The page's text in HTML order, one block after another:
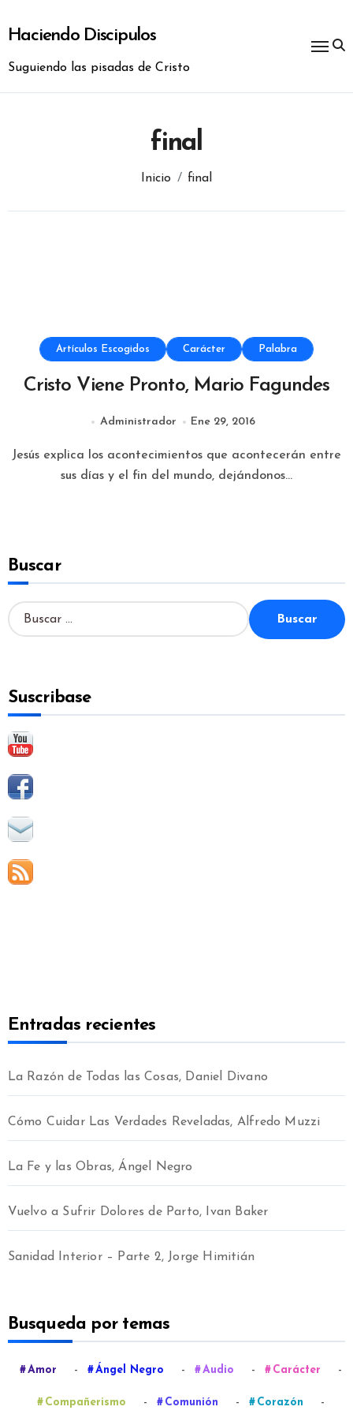
contenido
Haciendo Discipulos
Suguiendo las pisadas de Cristo
final
Inicio final
Artículos Escogidos Carácter Palabra
Cristo Viene Pronto, Mario Fagundes
Administrador Ene 29, 2016
Jesús explica los acontecimientos que acontecerán entre
sus días y el fin del mundo, dejándonos...
Buscar
B
u
r
:
Suscribase
Entradas recientes
La Razón de Todas las Cosas, Daniel Divano
Cómo Cuidar Las Verdades Reveladas, Alfredo Muzzi
La Fe y las Obras, Ángel Negro
Vuelvo a Sufrir Dolores de Parto, Ivan Baker
Sanidad Interior – Parte 2, Jorge Himitián
Busqueda por temas
Amor - Ángel Negro - Audio - Carácter -
Compañerismo - Comunión - Corazón -